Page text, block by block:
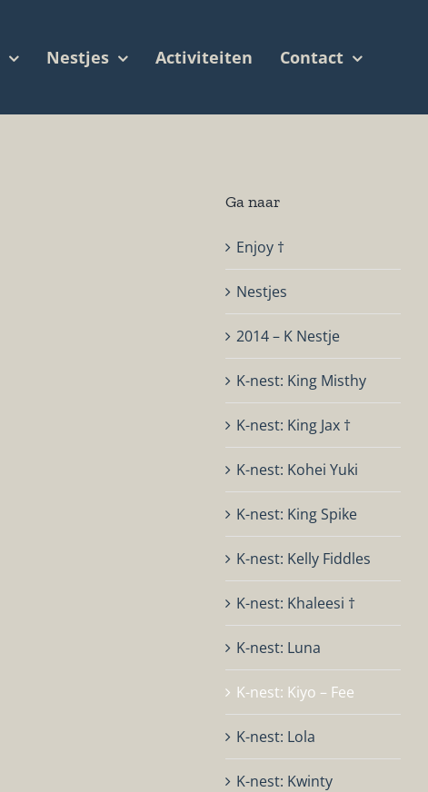
Nestjes Activiteiten Contact
Ga naar
Enjoy †
Nestjes
2014 – K Nestje
K-nest: King Misthy
K-nest: King Jax †
K-nest: Kohei Yuki
K-nest: King Spike
K-nest: Kelly Fiddles
K-nest: Khaleesi †
K-nest: Luna
K-nest: Kiyo – Fee
K-nest: Lola
K-nest: Kwinty